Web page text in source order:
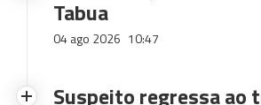
Tabua
04 ago 2026 10:47
Suspeito regressa ao